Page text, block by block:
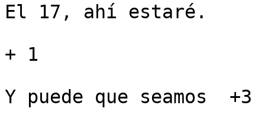
El 17, ahí estaré.
+ 1
Y puede que seamos  +3